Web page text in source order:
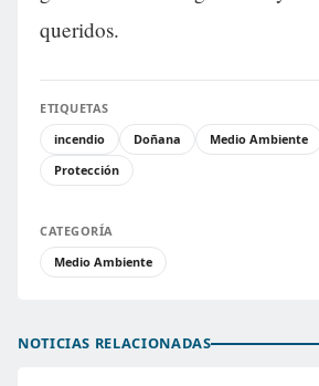
queridos.
ETIQUETAS
incendio
Doñana Medio Ambiente
Protección
CATEGORÍA
Medio Ambiente
NOTICIAS RELACIONADAS